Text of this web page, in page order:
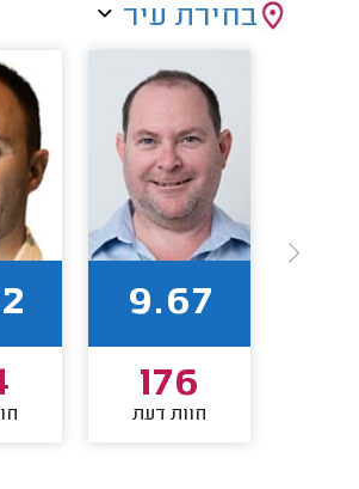
בחירת עיר
9.67
176
חוות דעת